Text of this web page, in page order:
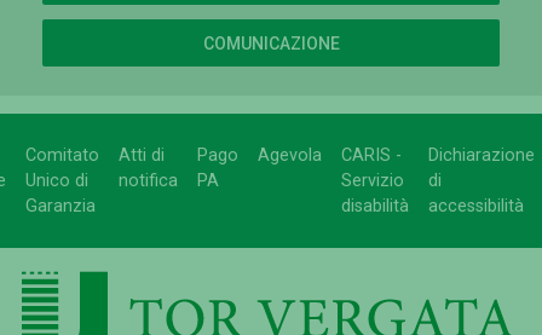
COMUNICAZIONE
Comitato
Unico di
Garanzia
Atti di
notifica
Pago
PA
Agevola
CARIS -
Servizio
disabilità
Dichiarazione
di
accessibilità